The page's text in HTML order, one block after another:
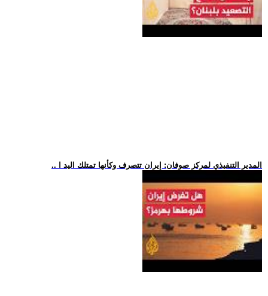
.. المدير التنفيذي لمركز صوفان: إيران تتصرف وكأنها تمتلك اليد ا